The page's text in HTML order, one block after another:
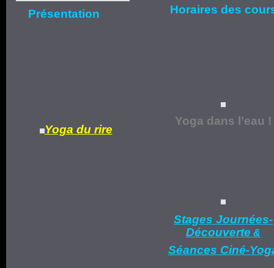
Présentation Horaires des
Yoga du rire
Yoga dans l’eau !
Stages Journées-
Découverte &
Séances Ciné-